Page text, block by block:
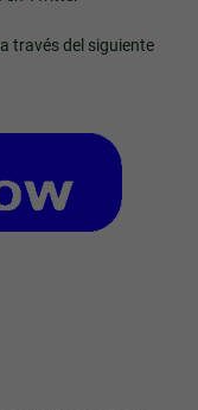
través del siguiente